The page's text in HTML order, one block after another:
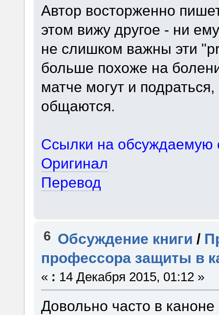
Автор восторженно
этом вижу другое - ни
не слишком важны эти
больше похоже на
матче могут и
общаются.
Ссылки на обсуждаемую
Оригинал
Перевод
6 Обсуждение книги /
профессора защиты в
« : 14 Декабря 2015, 01:12 »
Довольно часто в